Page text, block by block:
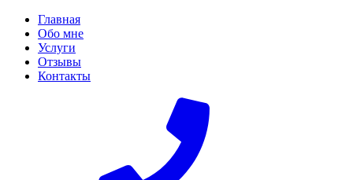
Skip
content
Главная
Обо мне
Услуги
Отзывы
Контакты